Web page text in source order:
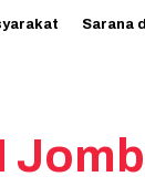
Sarana